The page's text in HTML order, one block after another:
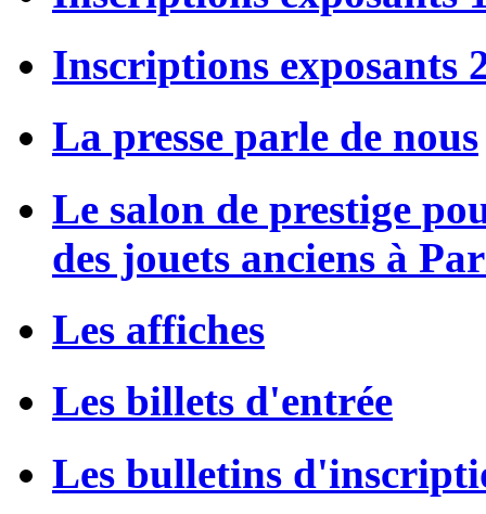
Inscriptions exposants
La presse parle de nous
Le salon de prestige
des jouets anciens à
Les affiches
Les billets d'entrée
Les bulletins